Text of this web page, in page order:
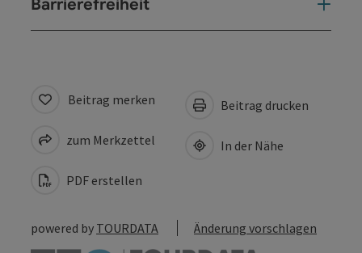
Barrierefreiheit
Beitrag merken
zum Merkzettel
PDF erstellen
Beitrag drucken
In der Nähe
powered by TOURDATA Änderung vorschlagen